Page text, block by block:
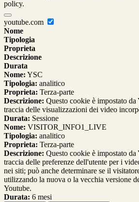
policy.
youtube.com
Nome
Tipologia
Proprieta
Descrizione
Durata
Nome: YSC
Tipologia: analitico
Proprieta: Terza-parte
Descrizione: Questo cookie è impostato da
traccia delle visualizzazioni dei video
Durata: Sessione
Nome: VISITOR_INFO1_LIVE
Tipologia: analitico
Proprieta: Terza-parte
Descrizione: Questo cookie è impostato da
traccia delle preferenze dell'utente per i
nei siti; può anche determinare se il
utilizzando la nuova o la vecchia versione
Youtube.
Durata: 6 mesi